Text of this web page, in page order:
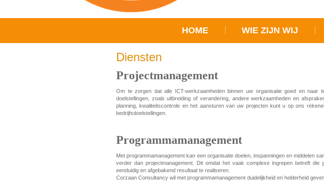
HOME WIE ZIJN WIJ
Diensten
Projectmanagement
Om te zorgen dat alle ICT-werkzaamheden binnen uw organisatie goed en naar
doelstellingen, zoals uitbreiding of verandering, andere werkzaamheden en
planning, kwaliteitscontrole en het aansturen van uw projecten kunt u op ons
bedrijfsdoelstellingen.
Programmamanagement
Met programmamanagement kan een organisatie doelen, inspanningen en middelen
verder dan projectmanagement. Dit omdat het vaak complexe ingrepen betreft
eenduidig en afgebakend resultaat te realiseren.
Corzaan Consultancy wil met programmamanagement duidelijkheid en helderheid